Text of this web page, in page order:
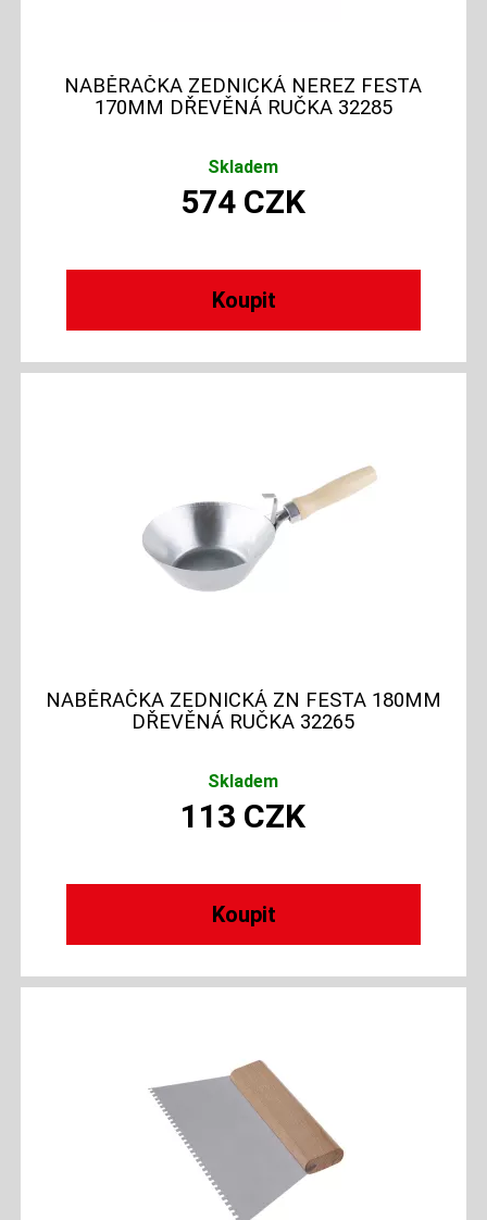
NABĚRAČKA ZEDNICKÁ NEREZ FESTA
170MM DŘEVĚNÁ RUČKA 32285
Skladem
574 CZK
NABĚRAČKA ZEDNICKÁ ZN FESTA 180MM
DŘEVĚNÁ RUČKA 32265
Skladem
113 CZK